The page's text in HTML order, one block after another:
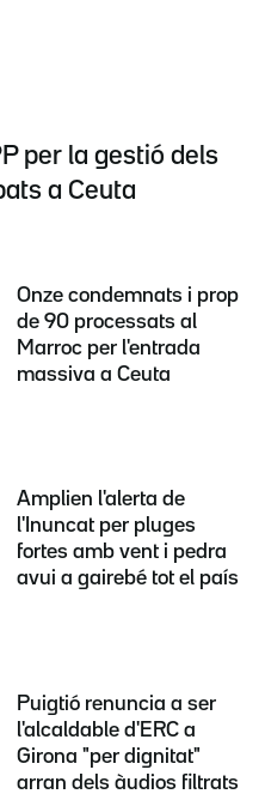
per la gestió dels
a Ceuta
Onze condemnats i prop
de 90 processats al
Marroc per l'entrada
massiva a Ceuta
Amplien l'alerta de
l'Inuncat per pluges
fortes amb vent i pedra
avui a gairebé tot el país
Puigtió renuncia a ser
l'alcaldable d'ERC a
Girona "per dignitat"
arran dels àudios filtrats